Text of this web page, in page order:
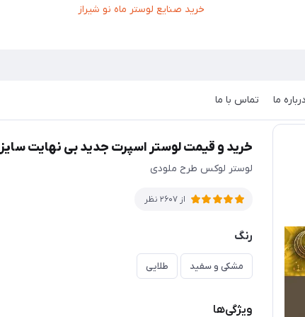
درباره ما تماس با ما (بدنه مشکی)
خرید و قیمت لوستر اسپرت جدید بی نهایت سایز 90 کد 726 (بدنه مشکی)
لوستر لوکس طرح ملودی
از 2607 نظر
رنگ
مشکی و سفید طلایی
ویژگی‌ها